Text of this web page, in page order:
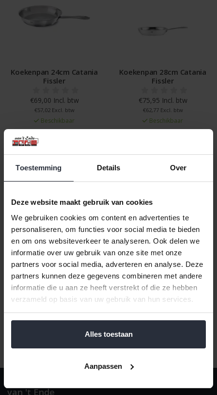
Toestemming Details Over
Deze website maakt gebruik van cookies
We gebruiken cookies om content en advertenties te
personaliseren, om functies voor social media te bieden
en om ons websiteverkeer te analyseren. Ook delen we
informatie over uw gebruik van onze site met onze
partners voor social media, adverteren en analyse. Deze
partners kunnen deze gegevens combineren met andere
informatie die u aan ze heeft verstrekt of die ze hebben
verzameld op basis van uw gebruik van hun services.
Alles toestaan
Aanpassen
Koekenpan 24cm Catania
Fissler
€69,00 Incl. btw
€57,02 Excl. btw
Beschikbaar
In winkelwagen
Koekenpan 28cm Catania
Fissler
€75,95 Incl. btw
€62,77 Excl. btw
Beschikbaar
Veilig achteraf betalen, tot 14 dagen na aankoop
Gratis verzending vanaf €60,=
Naam oplopend
van 't Ende